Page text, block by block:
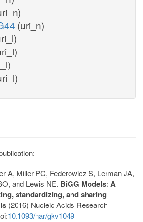
(uri_n)
A, Miller PC, Federowicz S, Lerman JA,
and Lewis NE. BiGG Models: A
standardizing, and sharing
(2016) Nucleic Acids Research
10.1093/nar/gkv1049